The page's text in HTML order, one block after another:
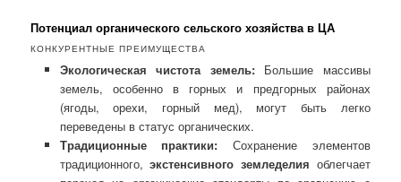
Потенциал органического сельского хозяйства в ЦА
КОНКУРЕНТНЫЕ ПРЕИМУЩЕСТВА
Экологическая чистота земель:Большие массивы
земель, особенно в горных и предгорных районах
(ягоды, орехи, горный мед), могут быть легко
переведены в статус органических.
Традиционные практики: Сохранение элементов
традиционного,экстенсивного земледелия облегчает